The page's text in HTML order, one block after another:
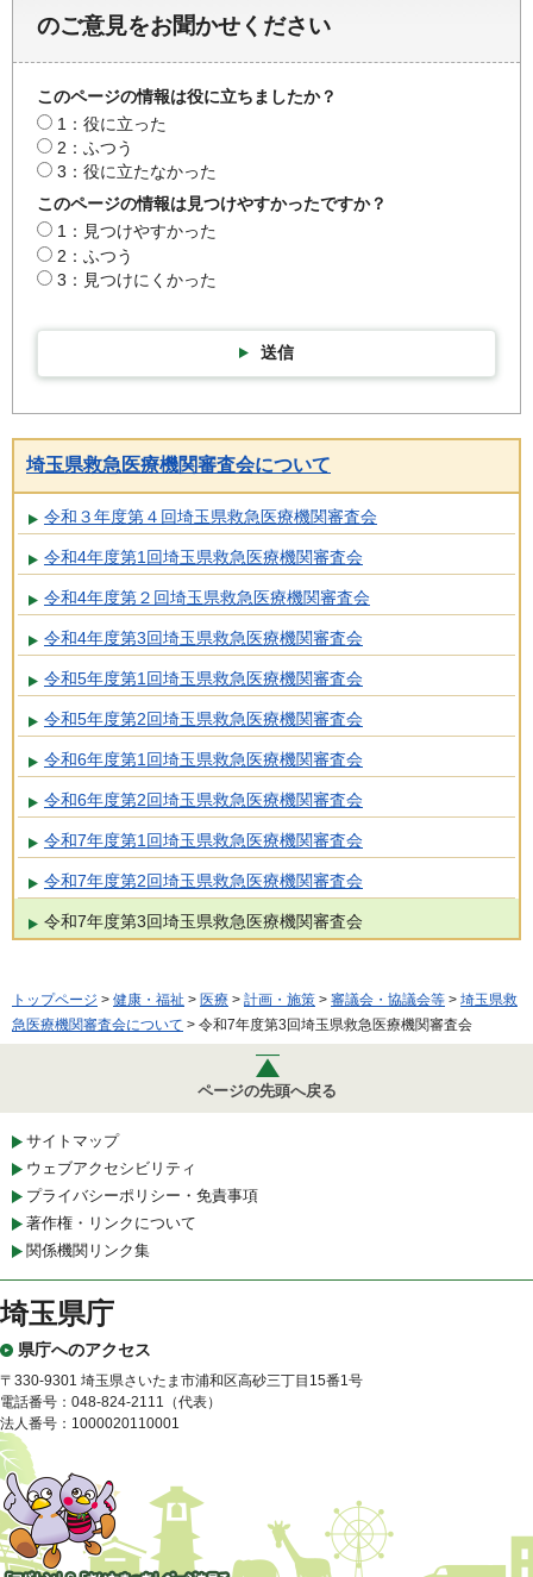
のご意見をお聞かせください
このページの情報は役に立ちましたか？
1：役に立った
2：ふつう
3：役に立たなかった
このページの情報は見つけやすかったですか？
1：見つけやすかった
2：ふつう
3：見つけにくかった
送信
埼玉県救急医療機関審査会について
令和３年度第４回埼玉県救急医療機関審査会
令和4年度第1回埼玉県救急医療機関審査会
令和4年度第２回埼玉県救急医療機関審査会
令和4年度第3回埼玉県救急医療機関審査会
令和5年度第1回埼玉県救急医療機関審査会
令和5年度第2回埼玉県救急医療機関審査会
令和6年度第1回埼玉県救急医療機関審査会
令和6年度第2回埼玉県救急医療機関審査会
令和7年度第1回埼玉県救急医療機関審査会
令和7年度第2回埼玉県救急医療機関審査会
令和7年度第3回埼玉県救急医療機関審査会
トップページ > 健康・福祉 > 医療 > 計画・施策 > 審議会・協議会等 > 埼玉県救
急医療機関審査会について > 令和7年度第3回埼玉県救急医療機関審査会
ページの先頭へ戻る
サイトマップ
ウェブアクセシビリティ
プライバシーポリシー・免責事項
著作権・リンクについて
関係機関リンク集
埼玉県庁
県庁へのアクセス
〒330-9301 埼玉県さいたま市浦和区高砂三丁目15番1号
電話番号：048-824-2111（代表）
法人番号：1000020110001